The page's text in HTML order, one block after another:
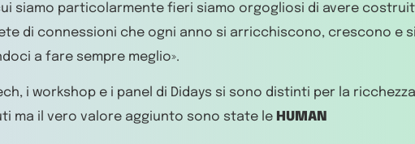
siamo particolarmente fieri siamo orgogliosi di avere
di connessioni che ogni anno si arricchiscono, crescono e si
a fare sempre meglio».
i workshop e i panel di Didays si sono distinti per la
ma il vero valore aggiunto sono state le HUMAN